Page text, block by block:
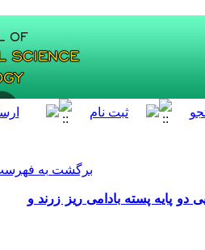
برگشت به
پایه پسته بادامی ریز زرند و